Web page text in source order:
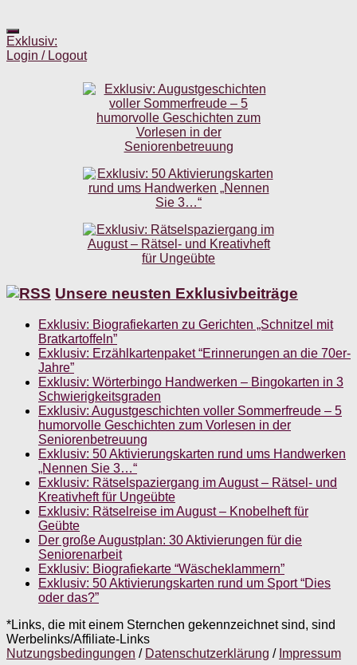
Exklusiv:
Login / Logout
Unsere neusten Exklusivbeiträge
Exklusiv: Biografiekarten zu Gerichten „Schnitzel mit
Bratkartoffeln”
Exklusiv: Erzählkartenpaket “Erinnerungen an die 70er-
Jahre”
Exklusiv: Wörterbingo Handwerken – Bingokarten in 3
Schwierigkeitsgraden
Exklusiv: Augustgeschichten voller Sommerfreude – 5
humorvolle Geschichten zum Vorlesen in der
Seniorenbetreuung
Exklusiv: 50 Aktivierungskarten rund ums Handwerken
„Nennen Sie 3…“
Exklusiv: Rätselspaziergang im August – Rätsel- und
Kreativheft für Ungeübte
Exklusiv: Rätselreise im August – Knobelheft für
Geübte
Der große Augustplan: 30 Aktivierungen für die
Seniorenarbeit
Exklusiv: Biografiekarte “Wäscheklammern”
Exklusiv: 50 Aktivierungskarten rund um Sport “Dies
oder das?”
*Links, die mit einem Sternchen gekennzeichnet sind, sind
Werbelinks/Affiliate-Links
Nutzungsbedingungen / Datenschutzerklärung / Impressum